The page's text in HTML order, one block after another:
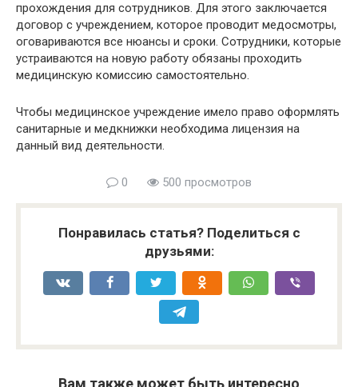
прохождения для сотрудников. Для этого заключается
договор с учреждением, которое проводит медосмотры,
оговариваются все нюансы и сроки. Сотрудники, которые
устраиваются на новую работу обязаны проходить
медицинскую комиссию самостоятельно.
Чтобы медицинское учреждение имело право оформлять
санитарные и медкнижки необходима лицензия на
данный вид деятельности.
0 500 просмотров
Понравилась статья? Поделиться с
друзьями:
Вам также может быть интересно